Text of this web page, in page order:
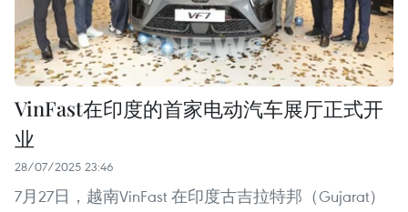
VinFast在印度的首家电动汽车展厅正式开
业
28/07/2025 23:46
7月27日，越南VinFast 在印度古吉拉特邦（Gujarat）